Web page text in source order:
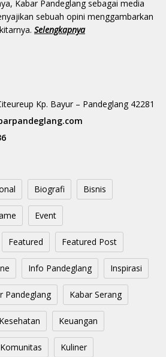
Kabar Pandeglang sebagai media
sebuah opini menggambarkan
Selengkapnya
Kp. Bayur – Pandeglang 42281
Biografi Bisnis
Event
Featured Featured Post
Info Pandeglang Inspirasi
Pandeglang Kabar Serang
Kesehatan Keuangan
Komunitas Kuliner